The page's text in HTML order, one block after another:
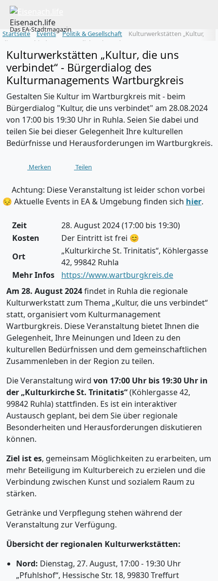
Eisenach.life
Das EA-Stadtmagazin
Startseite Events Politik & Gesellschaft
Kulturwerkstätten „Kultur,
die uns verbindet“ - Bürgerdialog des Kulturmanagements
Wartburgkreis
Kulturwerkstätten „Kultur, die uns
verbindet“ - Bürgerdialog des
Kulturmanagements Wartburgkreis
Gestalten Sie Kultur im Wartburgkreis mit - beim
Bürgerdialog "Kultur, die uns verbindet" am 28.08.2024
von 17:00 bis 19:30 Uhr in Ruhla. Seien Sie dabei und
teilen Sie bei dieser Gelegenheit Ihre kulturellen
Bedürfnisse und Herausforderungen im Wartburgkreis.
Merken Teilen
️ Achtung: Diese Veranstaltung ist leider schon vorbei
😔 Aktuelle Events in EA & Umgebung finden sich hier.
Zeit
28. August 2024 (17:00 bis 19:30)
Kosten
Der Eintritt ist frei 😊
Ort
„Kulturkirche St. Trinitatis“, Köhlergasse
42, 99842 Ruhla
Mehr Infos
https://www.wartburgkreis.de
Am 28. August 2024findet in Ruhla die regionale
Kulturwerkstatt zum Thema „Kultur, die uns verbindet“
statt, organisiert vom Kulturmanagement
Wartburgkreis. Diese Veranstaltung bietet Ihnen die
Gelegenheit, Ihre Meinungen und Ideen zu den
kulturellen Bedürfnissen und dem gemeinschaftlichen
Zusammenleben in der Region zu teilen.
Die Veranstaltung wird von 17:00 Uhr bis 19:30 Uhr in
der „Kulturkirche St. Trinitatis“(Köhlergasse 42,
99842 Ruhla) stattfinden. Es ist ein interaktiver
Austausch geplant, bei dem Sie über regionale
Besonderheiten und Herausforderungen diskutieren
können.
Ziel ist es, gemeinsam Möglichkeiten zu erarbeiten, um
mehr Beteiligung im Kulturbereich zu erzielen und die
Verbindung zwischen Kunst und sozialem Raum zu
stärken.
Getränke und Verpflegung stehen während der
Veranstaltung zur Verfügung.
Übersicht der regionalen Kulturwerkstätten:
Nord: Dienstag, 27. August, 17:00 - 19:30 Uhr
„Pfuhlshof“, Hessische Str. 18, 99830 Treffurt